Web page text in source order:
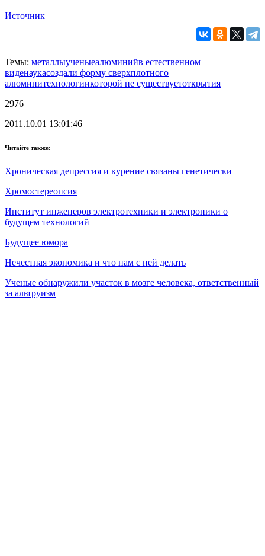
Источник
Темы: металлыученыеалюминийв естественном
виденаукасоздали форму сверхплотного
алюминитехнологиикоторой не существуетоткрытия
2976
2011.10.01 13:01:46
Читайте также:
Хроническая депрессия и курение связаны генетически
Хромостереопсия
Институт инженеров электротехники и электроники о
будущем технологий
Будущее юмора
Нечестная экономика и что нам с ней делать
Ученые обнаружили участок в мозге человека, ответственный
за альтруизм